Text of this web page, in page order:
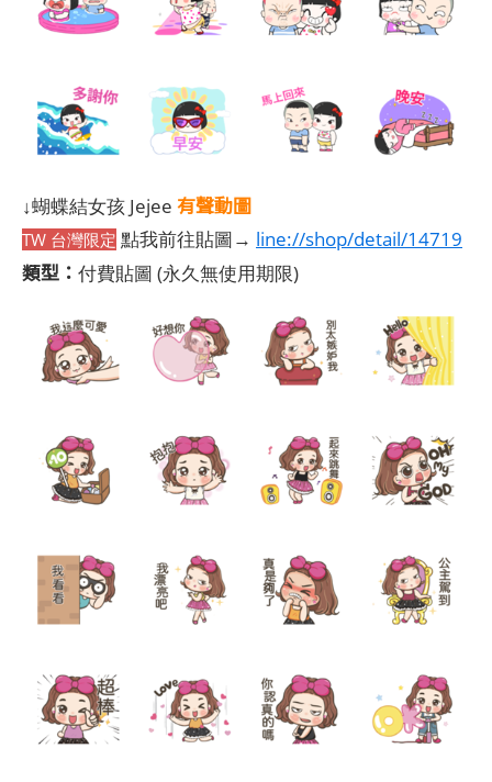
↓蝴蝶結女孩 Jejee 有聲動圖
TW 台灣限定 點我前往貼圖→ line://shop/detail/14719
類型： 付費貼圖 (永久無使用期限)